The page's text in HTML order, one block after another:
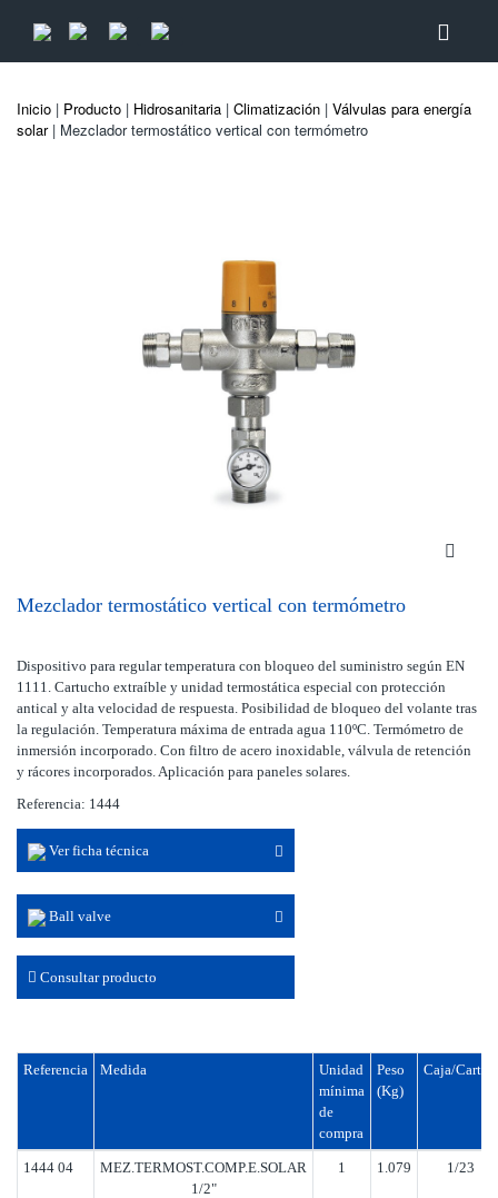
Inicio | Producto | Hidrosanitaria | Climatización | Válvulas para energía
solar| Mezclador termostático vertical con termómetro
Mezclador termostático vertical con termómetro
Dispositivo para regular temperatura con bloqueo del suministro según EN
1111. Cartucho extraíble y unidad termostática especial con protección
antical y alta velocidad de respuesta. Posibilidad de bloqueo del volante tras
la regulación. Temperatura máxima de entrada agua 110ºC. Termómetro de
inmersión incorporado. Con filtro de acero inoxidable, válvula de retención
y rácores incorporados. Aplicación para paneles solares.
Referencia: 1444
Ver ficha técnica
Ball valve
Consultar producto
Referencia Medida
Unidad
mínima
de
compra
Peso
(Kg)
Caja/Cartón
1444 04
MEZ.TERMOST.COMP.E.SOLAR
1/2"
1 1.079 1/23